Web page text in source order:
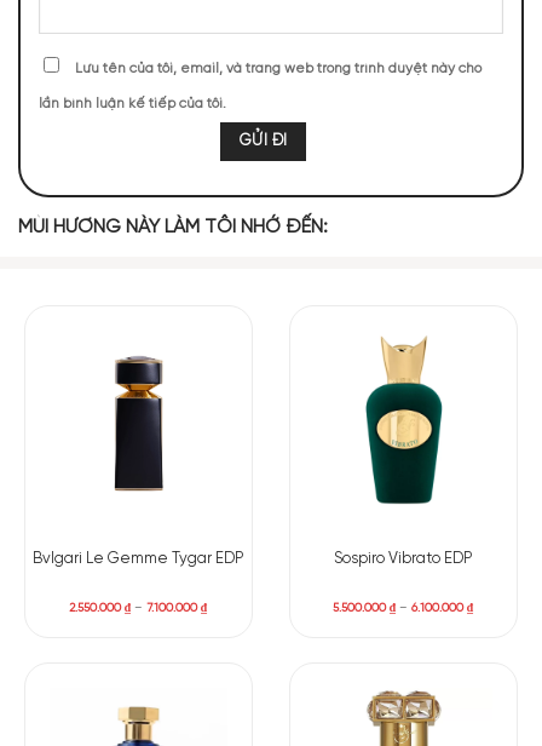
nước hoa Alexandria Fragrances chính
với mùi hương mở đầuđầy sức sống và tươi mát của nốt
hương bưởi. Hương cam quýt thơm ngát, nhẹ nhàng và mang
đến một chút ngọt ngào tinh tế. Hương thơm tạo nên một
còn mang trong mình
tông xạ hương và gỗ. Qua đó, tạo nên một sức cuốn hút gợi
cảm và sang trọng. Sự hòa quyện phong phú của ambroxan,
xạ hương và hương gỗ kết tạo thành một bản hòa nhạc ấm
áp và quyến rũ. Bạn sẽ tự tin tỏa sáng và luôn tạo được ấn
tượng mạnh mẽ mọi lúc, mọi nơi.
Lưu tên của tôi, email, và trang web trong trình duyệt này cho
lần bình luận kế tiếp của tôi.
MÙI HƯƠNG NÀY LÀM TÔI NHỚ ĐẾN:
Bvlgari Le Gemme Tygar EDP
2.550.000₫ – 7.100.000₫
Sospiro Vibrato EDP
5.500.000₫ –6.100.000₫